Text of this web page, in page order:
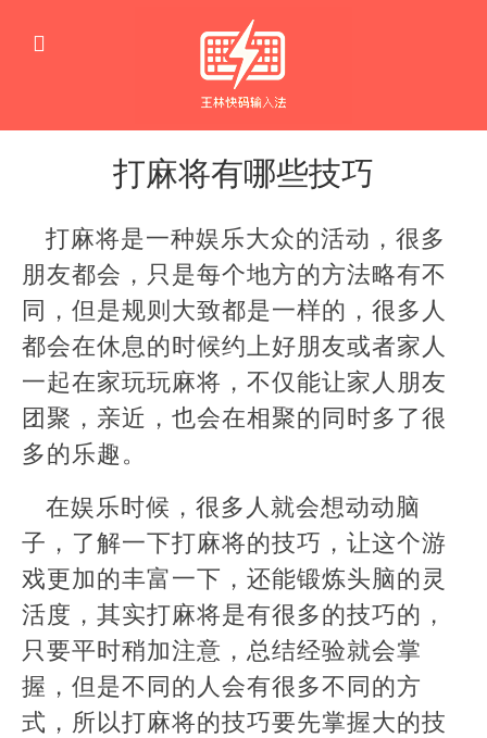
打麻将有哪些技巧
门
打麻将是一种娱乐大众的活动，很多
朋友都会，只是每个地方的方法略有不
同，但是规则大致都是一样的，很多人
都会在休息的时候约上好朋友或者家人
一起在家玩玩麻将，不仅能让家人朋友
团聚，亲近，也会在相聚的同时多了很
多的乐趣。
在娱乐时候，很多人就会想动动脑
子，了解一下打麻将的技巧，让这个游
戏更加的丰富一下，还能锻炼头脑的灵
活度，其实打麻将是有很多的技巧的，
只要平时稍加注意，总结经验就会掌
握，但是不同的人会有很多不同的方
式，所以打麻将的技巧要先掌握大的技